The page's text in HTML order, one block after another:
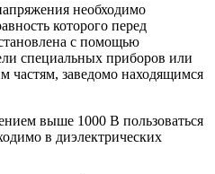
необходимо
которого перед
с помощью
специальных приборов или
частям, заведомо находящимся
выше 1000 В пользоваться
в диэлектрических